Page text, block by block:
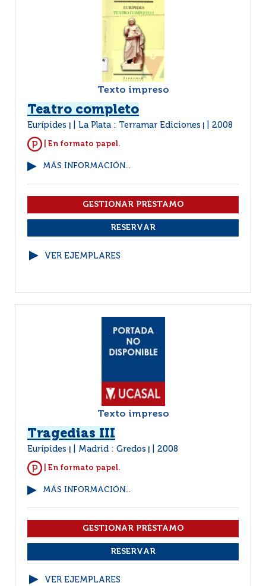
Texto impreso
Teatro completo
Eurípides La Plata : Terramar Ediciones 2008
| En formato papel.
MÁS INFORMACIÓN...
VER EJEMPLARES
Texto impreso
Tragedias III
Eurípides Madrid : Gredos 2008
| En formato papel.
MÁS INFORMACIÓN...
VER EJEMPLARES